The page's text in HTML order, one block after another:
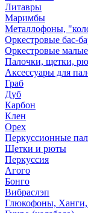
Литавры
Маримбы
Металлофоны,
Оркестровые бас-
Оркестровые
Палочки, щетки,
Аксессуары для
Граб
Дуб
Карбон
Клен
Орех
Перкуссионные
Щетки и рюты
Перкуссия
Агого
Бонго
Вибраслэп
Глюкофоны, Ханги,